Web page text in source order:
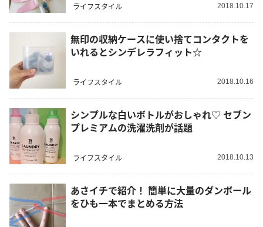
ライフスタイル 2018.10.17
無印の収納ケースに使い捨てコンタクトを
いれるとシンデレラフィット☆
ライフスタイル 2018.10.16
シンプルな白いボトルがおしゃれ♡ セブン
プレミアムの洗濯洗剤が話題
ライフスタイル 2018.10.13
あさイチで紹介！ 簡単に大量のダンボール
をひも一本でまとめる方法